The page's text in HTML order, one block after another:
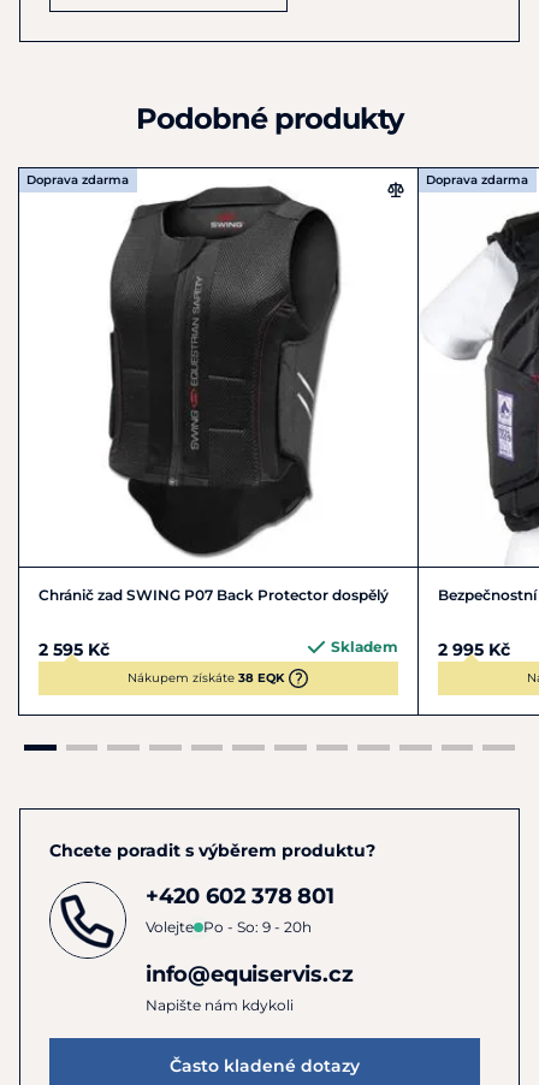
Snadná údržba.
Velikosti: dětské S, M,La XL
Podobné produkty
Doprava zdarma
Chránič zad SWING P07 Back Protector dospělý
2 595 Kč Skladem
Nákupem získáte38 EQK
Doprava zdarma
2 995 Kč
Chcete poradit s výběrem produktu?
+420 602 378 801
Volejte Po - So: 9 - 20h
info@equiservis.cz
Napište nám kdykoli
Často kladené dotazy